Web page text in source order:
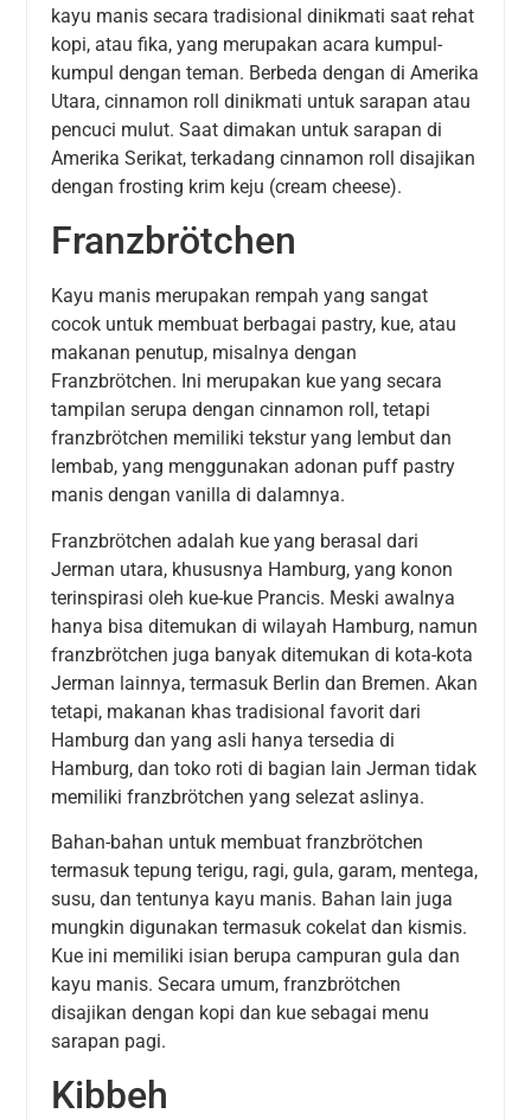
kayu manis secara tradisional dinikmati saat rehat
kopi, atau fika, yang merupakan acara kumpul-
kumpul dengan teman. Berbeda dengan di Amerika
Utara, cinnamon roll dinikmati untuk sarapan atau
pencuci mulut. Saat dimakan untuk sarapan di
Amerika Serikat, terkadang cinnamon roll disajikan
dengan frosting krim keju (cream cheese).
Franzbrötchen
Kayu manis merupakan rempah yang sangat
cocok untuk membuat berbagai pastry, kue, atau
makanan penutup, misalnya dengan
Franzbrötchen. Ini merupakan kue yang secara
tampilan serupa dengan cinnamon roll, tetapi
franzbrötchen memiliki tekstur yang lembut dan
lembab, yang menggunakan adonan puff pastry
manis dengan vanilla di dalamnya.
Franzbrötchen adalah kue yang berasal dari
Jerman utara, khususnya Hamburg, yang konon
terinspirasi oleh kue-kue Prancis. Meski awalnya
hanya bisa ditemukan di wilayah Hamburg, namun
franzbrötchen juga banyak ditemukan di kota-kota
Jerman lainnya, termasuk Berlin dan Bremen. Akan
tetapi, makanan khas tradisional favorit dari
Hamburg dan yang asli hanya tersedia di
Hamburg, dan toko roti di bagian lain Jerman tidak
memiliki franzbrötchen yang selezat aslinya.
Bahan-bahan untuk membuat franzbrötchen
termasuk tepung terigu, ragi, gula, garam, mentega,
susu, dan tentunya kayu manis. Bahan lain juga
mungkin digunakan termasuk cokelat dan kismis.
Kue ini memiliki isian berupa campuran gula dan
kayu manis. Secara umum, franzbrötchen
disajikan dengan kopi dan kue sebagai menu
sarapan pagi.
Kibbeh